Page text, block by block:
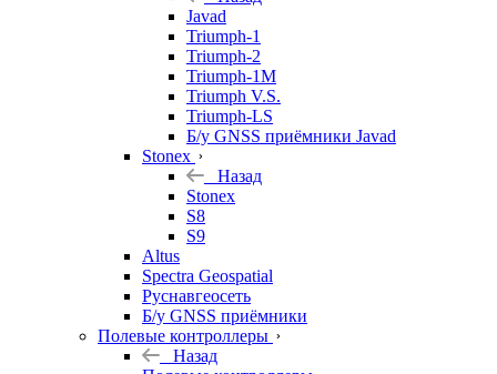
Javad
Triumph-1
Triumph-2
Triumph-1M
Triumph V.S.
Triumph-LS
Б/у GNSS приёмники Javad
Stonex
Назад
Stonex
S8
S9
Altus
Spectra Geospatial
Руснавгеосеть
Б/у GNSS приёмники
Полевые контроллеры
Назад